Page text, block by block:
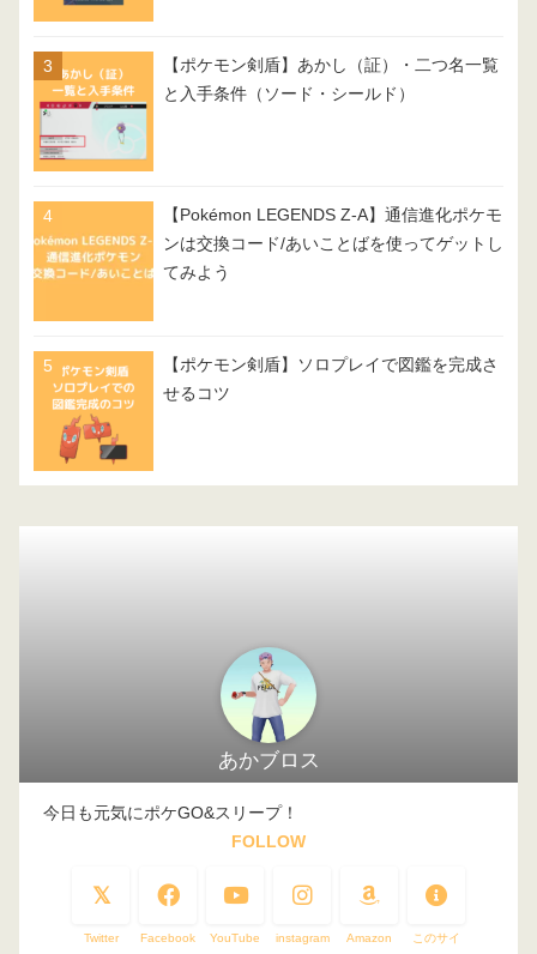
【ポケモン剣盾】あかし（証）・二つ名一覧
と入手条件（ソード・シールド）
【Pokémon LEGENDS Z-A】通信進化ポケモ
ンは交換コード/あいことばを使ってゲットし
てみよう
【ポケモン剣盾】ソロプレイで図鑑を完成さ
せるコツ
あかブロス
今日も元気にポケGO&スリープ！
FOLLOW
Twitter Facebook YouTube instagram Amazon このサイ